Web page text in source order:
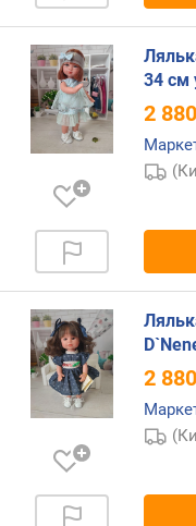
ы
х
к
д
р
о
г
и
о
т
д
о
р
и
к
34 см
2 880
2 880